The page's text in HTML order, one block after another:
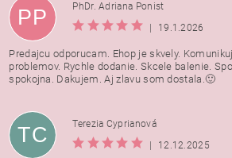
PP
PhDr. Adriana Ponist
|
19.1.2026
Predajcu odporucam. Ehop je skvely.
problemov. Rychle dodanie. Skcele balenie.
spokojna. Dakujem. Aj zlavu som dostala.🙂
TC
Terezia Cyprianová
|
12.12.2025